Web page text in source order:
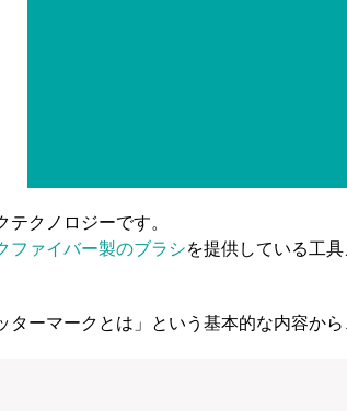
クノロジーです。
ファイバー製のブラシを提供している工
ターマークとは」という基本的な内容か